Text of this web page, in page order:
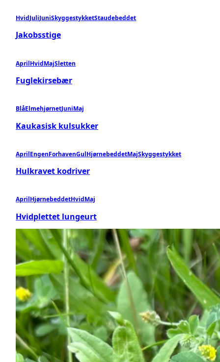
HvidJuliJuniSkyggestykketStaudebeddet
Jakobsstige
AprilHvidMajSletten
Fuglekirsebær
BlåElmehjørnetJuniMaj
Kaukasisk kulsukker
AprilEngenForhavenGulHjørnebeddetMajSkyggestykket
Hulkravet kodriver
AprilHjørnebeddetHvidMaj
Hvidplettet lungeurt